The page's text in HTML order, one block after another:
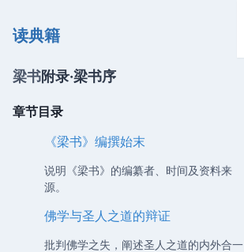
读典籍
梁书附录·梁书序
章节目录
《梁书》编撰始末
说明《梁书》的编纂者、时间及资料来
源。
佛学与圣人之道的辩证
批判佛学之失，阐述圣人之道的内外合一